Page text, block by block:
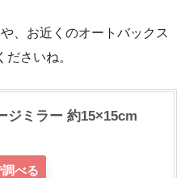
、お近くのオートバックス
さいね。
ジミラー 約15×15cm
べる